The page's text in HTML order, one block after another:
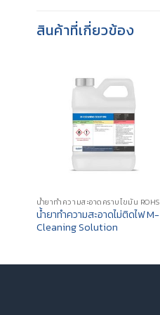
สินค้าที่เกี่ยวข้อง
น้ำยาทำความสะอาดไม่ติดไฟ M-
Cleaning Solution